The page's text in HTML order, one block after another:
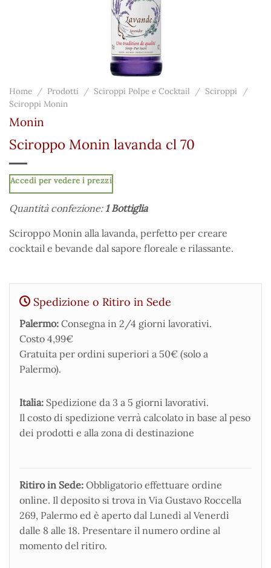
Home / Prodotti / Sciroppi Polpe e Cocktail / Sciroppi
/
Sciroppi Monin
Monin
Sciroppo Monin lavanda cl 70
Accedi per vedere i prezzi
Quantità confezione: 1 Bottiglia
Sciroppo Monin alla lavanda, perfetto per creare
cocktail e bevande dal sapore floreale e rilassante.
Spedizione o Ritiro in Sede
Palermo: Consegna in 2/4 giorni lavorativi.
Costo 4,99€
Gratuita per ordini superiori a 50€ (solo a
Palermo).
Italia: Spedizione da 3 a 5 giorni lavorativi.
Il costo di spedizione verrà calcolato in base al peso
dei prodotti e alla zona di destinazione
Ritiro in Sede: Obbligatorio effettuare ordine
online. Il deposito si trova in Via Gustavo Roccella
269, Palermo ed è aperto dal Lunedì al Venerdì
dalle 8 alle 18. Presentare il numero ordine al
momento del ritiro.